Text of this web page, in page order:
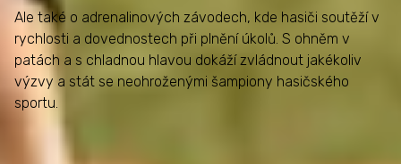
Ale také o adrenalinových závodech, kde hasiči soutěží v
rychlosti a dovednostech při plnění úkolů. S ohněm v
patách a s chladnou hlavou dokáží zvládnout jakékoliv
výzvy a stát se neohroženými šampiony hasičského
sportu.